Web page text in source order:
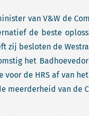
van V&W de
de beste
zij besloten de
het
voor de HRS af van
meerderheid van de